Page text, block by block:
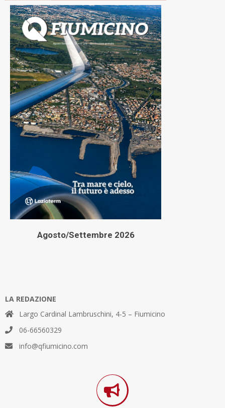
Agosto/Settembre 2026
LA REDAZIONE
Largo Cardinal Lambruschini, 4-5 – Fiumicino
06-66560329
info@qfiumicino.com